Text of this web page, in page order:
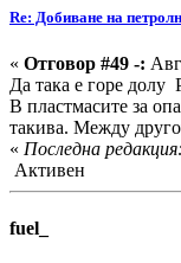
Re: Добиване на
« Отговор #49 -:
Да така е горе долу
В пластмасите за
такива. Между
« Последна
Активен
fuel_